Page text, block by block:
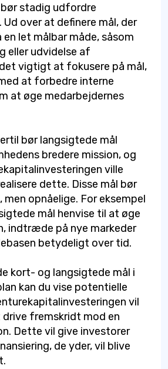
stadig udfordre
over at definere mål, der
let målbar måde, såsom
eller udvidelse af
vigtigt at fokusere på mål,
at forbedre interne
at øge medarbejdernes
bør langsigtede mål
bredere mission, og
ville
dette. Disse mål bør
opnåelige. For eksempel
mål henvise til at øge
indtræde på nye markeder
betydeligt over tid.
kort- og langsigtede mål i
kan du vise potentielle
vil
fremskridt mod en
Dette vil give investorer
de yder, vil blive